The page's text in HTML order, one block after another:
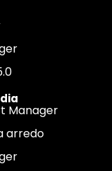
Manager
arredo